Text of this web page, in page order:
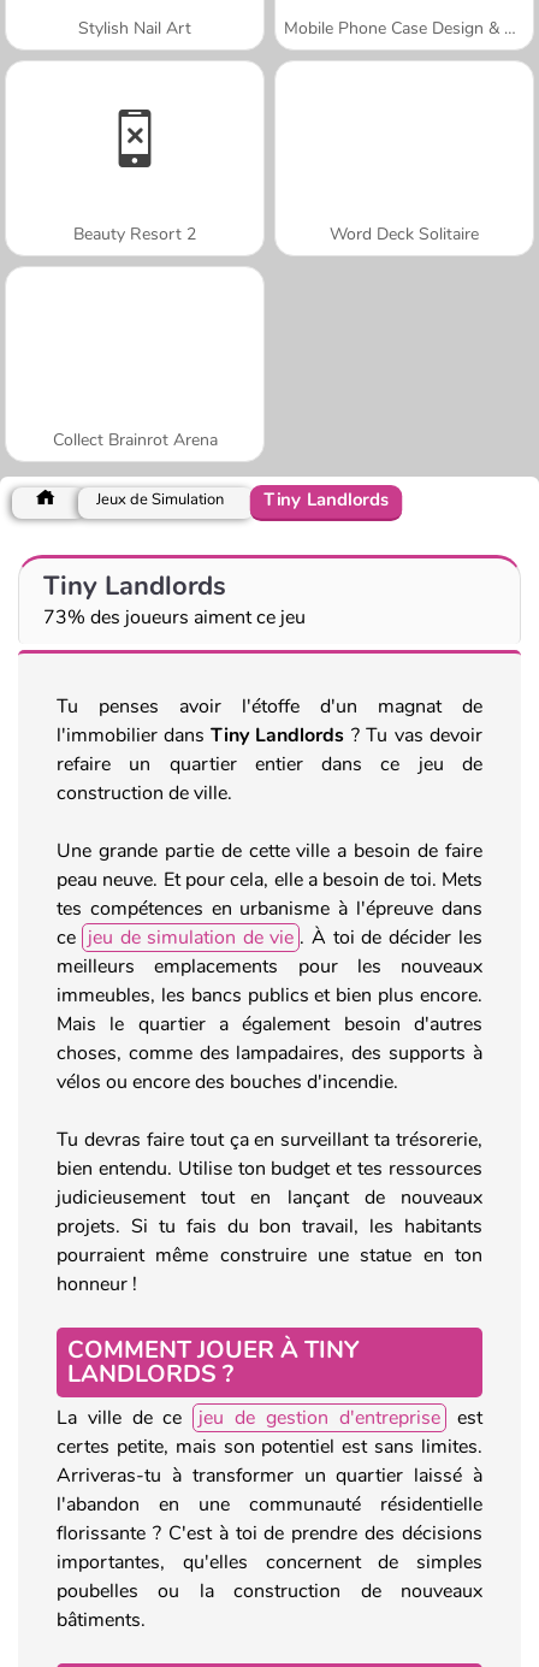
Stylish Nail Art Mobile Phone Case Design & DIY
Beauty Resort 2 Word Deck Solitaire
Collect Brainrot Arena
Jeux de Simulation Tiny Landlords
Tiny Landlords
73% des joueurs aiment ce jeu
Tu penses avoir l'étoffe d'un magnat de
l'immobilier dans Tiny Landlords ? Tu vas devoir
refaire un quartier entier dans ce jeu de
construction de ville.
Une grande partie de cette ville a besoin de faire
peau neuve. Et pour cela, elle a besoin de toi. Mets
tes compétences en urbanisme à l'épreuve dans
ce jeu de simulation de vie . À toi de décider les
meilleurs emplacements pour les nouveaux
immeubles, les bancs publics et bien plus encore.
Mais le quartier a également besoin d'autres
choses, comme des lampadaires, des supports à
vélos ou encore des bouches d'incendie.
Tu devras faire tout ça en surveillant ta trésorerie,
bien entendu. Utilise ton budget et tes ressources
judicieusement tout en lançant de nouveaux
projets. Si tu fais du bon travail, les habitants
pourraient même construire une statue en ton
honneur !
COMMENT JOUER À TINY
LANDLORDS ?
La ville de ce jeu de gestion d'entreprise
est
certes petite, mais son potentiel est sans limites.
Arriveras-tu à transformer un quartier laissé à
l'abandon en une communauté résidentielle
florissante ? C'est à toi de prendre des décisions
importantes, qu'elles concernent de simples
poubelles ou la construction de nouveaux
bâtiments.